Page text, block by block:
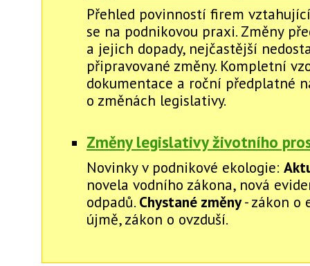
Přehled povinností firem
se na podnikovou praxi. Změny
a jejich dopady, nejčastější
připravované změny. Kompletní
dokumentace a roční předplatné
o změnách legislativy.
Změny legislativy životního
Novinky v podnikové ekologie:
novela vodního zákona, nová
odpadů. Chystané změny - zákon o
újmě, zákon o ovzduší.